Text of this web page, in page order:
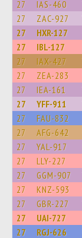
27 IAS-460
27 ZAC-927
27 HXR-127
27 IBL-127
27 IAX-427
27 ZEA-283
27 IEA-161
27 YFF-911
27 FAU-832
27 AFG-642
27 YAL-917
27 LLY-227
27 GGM-907
27 KNZ-593
27 GBR-227
27 UAI-727
27 RGJ-626